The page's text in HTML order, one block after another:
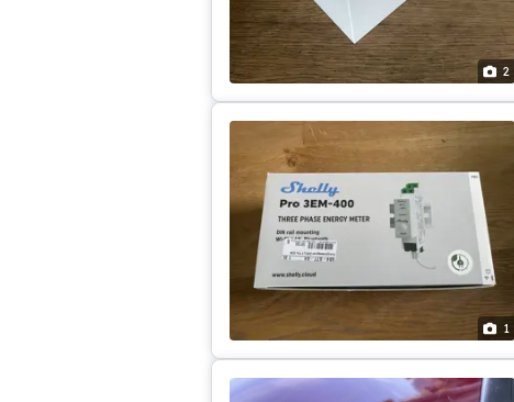
2
1